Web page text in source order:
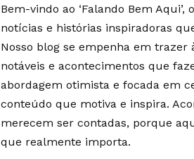
Bem-vindo ao ‘Falando Bem
notícias e histórias inspiradoras
Nosso blog se empenha em trazer
notáveis e acontecimentos que
abordagem otimista e focada em
conteúdo que motiva e inspira.
merecem ser contadas, porque
que realmente importa.